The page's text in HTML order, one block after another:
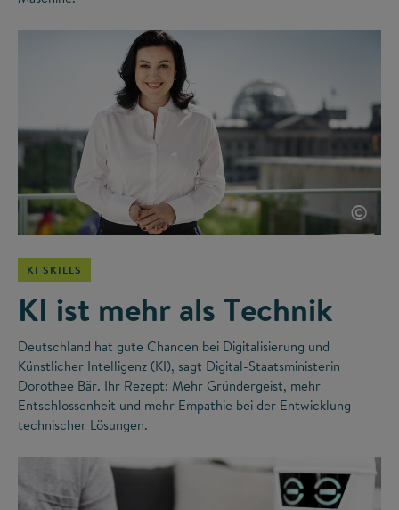
©
KI SKILLS
KI ist mehr als Technik
Deutschland hat gute Chancen bei Digitalisierung und
Künstlicher Intelligenz (KI), sagt Digital-Staatsministerin
Dorothee Bär. Ihr Rezept: Mehr Gründergeist, mehr
Entschlossenheit und mehr Empathie bei der Entwicklung
technischer Lösungen.